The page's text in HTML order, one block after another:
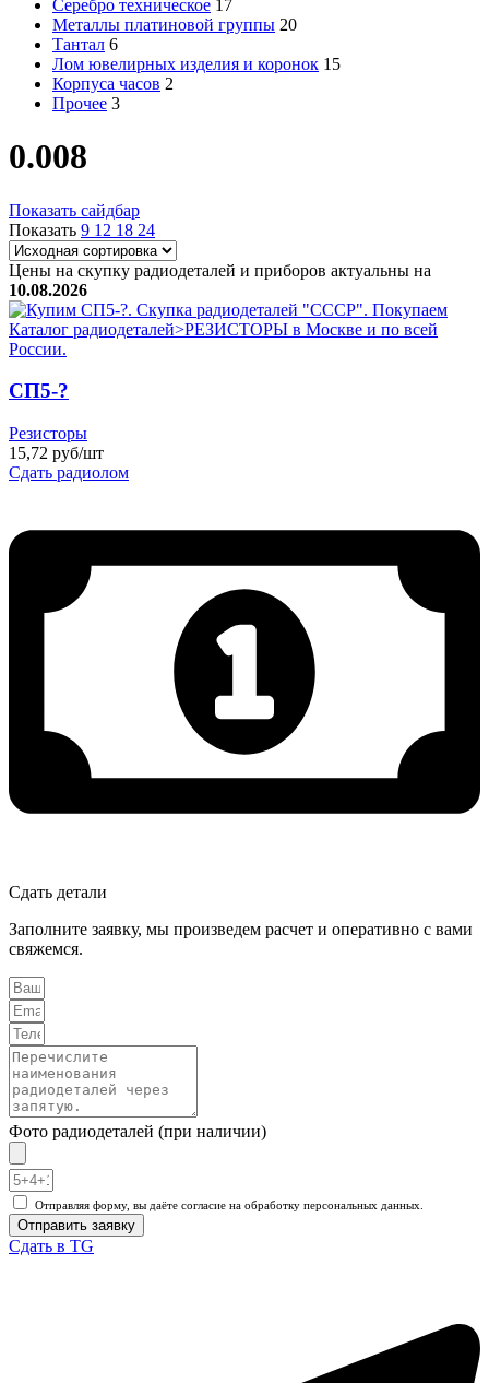
Серебро техническое 17
Металлы платиновой группы 20
Тантал 6
Лом ювелирных изделия и коронок 15
Корпуса часов 2
Прочее 3
0.008
Показать сайдбар
Показать 9 12 18 24
Цены на скупку радиодеталей и приборов актуальны на
10.08.2026
СП5-?
Резисторы
15,72 руб/шт
Сдать радиолом
Сдать детали
Заполните заявку, мы произведем расчет и оперативно с вами
свяжемся.
Фото радиодеталей (при наличии)
Отправляя форму, вы даёте согласие на обработку персональных данных.
Отправить заявку
Сдать в TG